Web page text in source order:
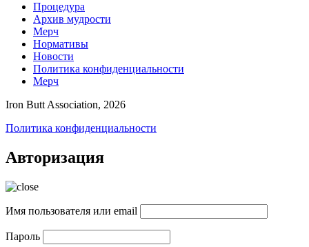
Процедура
Архив мудрости
Мерч
Нормативы
Новости
Политика конфиденциальности
Мерч
Iron Butt Association, 2026
Политика конфиденциальности
Авторизация
Имя пользователя или email
Пароль